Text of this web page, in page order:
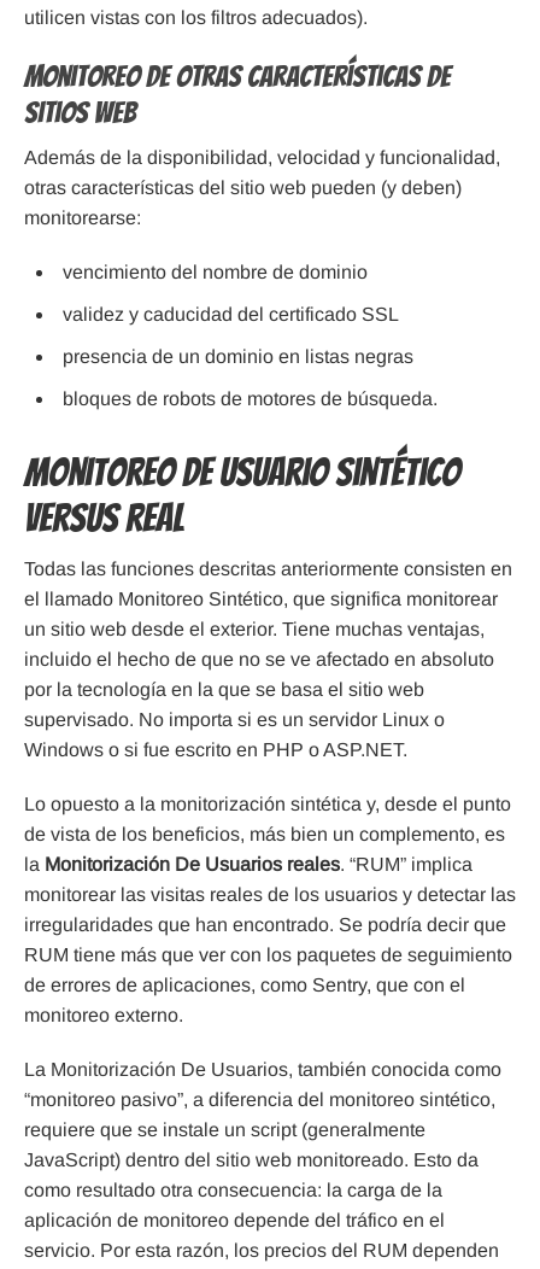
utilicen vistas con los filtros adecuados).
Monitoreo de otras características de
sitios web
Además de la disponibilidad, velocidad y funcionalidad,
otras características del sitio web pueden (y deben)
monitorearse:
vencimiento del nombre de dominio
validez y caducidad del certificado SSL
presencia de un dominio en listas negras
bloques de robots de motores de búsqueda.
Monitoreo de usuario sintético
versus real
Todas las funciones descritas anteriormente consisten en
el llamado Monitoreo Sintético, que significa monitorear
un sitio web desde el exterior. Tiene muchas ventajas,
incluido el hecho de que no se ve afectado en absoluto
por la tecnología en la que se basa el sitio web
supervisado. No importa si es un servidor Linux o
Windows o si fue escrito en PHP o ASP.NET.
Lo opuesto a la monitorización sintética y, desde el punto
de vista de los beneficios, más bien un complemento, es
la Monitorización De Usuarios reales. “RUM” implica
monitorear las visitas reales de los usuarios y detectar las
irregularidades que han encontrado. Se podría decir que
RUM tiene más que ver con los paquetes de seguimiento
de errores de aplicaciones, como Sentry, que con el
monitoreo externo.
La Monitorización De Usuarios, también conocida como
“monitoreo pasivo”, a diferencia del monitoreo sintético,
requiere que se instale un script (generalmente
JavaScript) dentro del sitio web monitoreado. Esto da
como resultado otra consecuencia: la carga de la
aplicación de monitoreo depende del tráfico en el
servicio. Por esta razón, los precios del RUM dependen